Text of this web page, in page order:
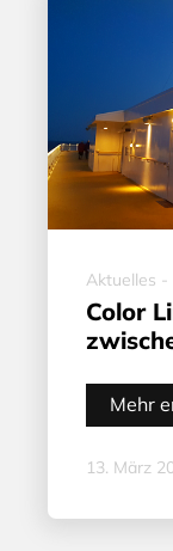
Aktuelles -
Color
Mehr
13. März